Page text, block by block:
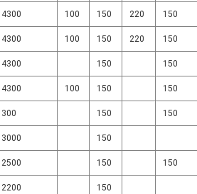
4300 100 150 220 150
4300 100 150 220 150
4300 150 150
4300 100 150 150
300 150 150
3000 150
2500 150 150
2200 150